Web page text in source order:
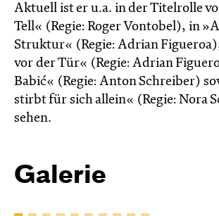
Aktuell ist er u.a. in der Titelrolle
Tell« (Regie: Roger Vontobel), in
Struktur« (Regie: Adrian
vor der Tür« (Regie: Adrian
Babić« (Regie: Anton Schreiber)
stirbt für sich allein« (Regie: Nora
sehen.
Galerie